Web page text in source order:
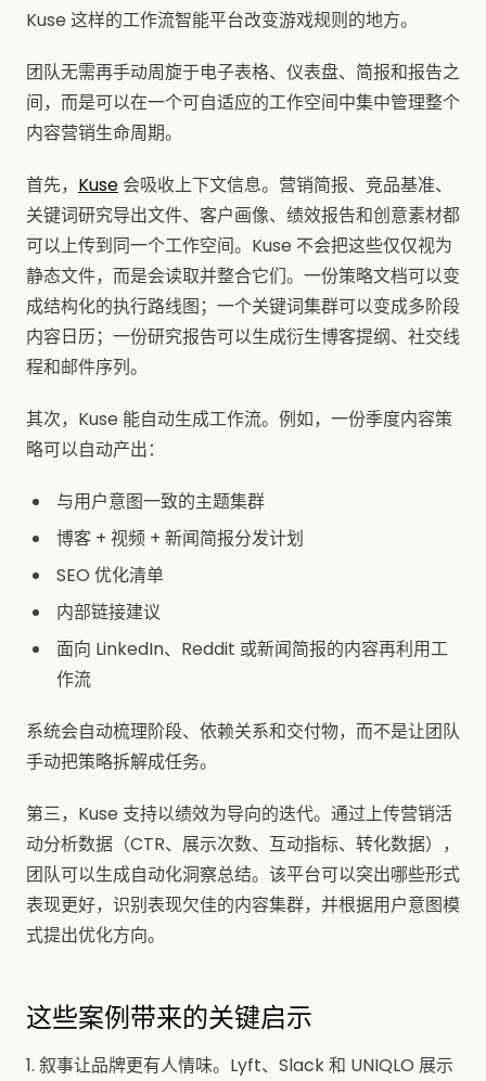
Kuse 这样的工作流智能平台改变游戏规则的地方。
团队无需再手动周旋于电子表格、仪表盘、简报和报告之
间，而是可以在一个可自适应的工作空间中集中管理整个
内容营销生命周期。
首先， Kuse 会吸收上下文信息。营销简报、竞品基准、
关键词研究导出文件、客户画像、绩效报告和创意素材都
可以上传到同一个工作空间。Kuse 不会把这些仅仅视为
静态文件，而是会读取并整合它们。一份策略文档可以变
成结构化的执行路线图；一个关键词集群可以变成多阶段
内容日历；一份研究报告可以生成衍生博客提纲、社交线
程和邮件序列。
其次，Kuse 能自动生成工作流。例如，一份季度内容策
略可以自动产出：
与用户意图一致的主题集群
博客 + 视频 + 新闻简报分发计划
SEO 优化清单
内部链接建议
面向 LinkedIn、Reddit 或新闻简报的内容再利用工
作流
系统会自动梳理阶段、依赖关系和交付物，而不是让团队
手动把策略拆解成任务。
第三，Kuse 支持以绩效为导向的迭代。通过上传营销活
动分析数据（CTR、展示次数、互动指标、转化数据），
团队可以生成自动化洞察总结。该平台可以突出哪些形式
表现更好，识别表现欠佳的内容集群，并根据用户意图模
式提出优化方向。
这些案例带来的关键启示
1. 叙事让品牌更有人情味。Lyft、Slack 和 UNIQLO 展示